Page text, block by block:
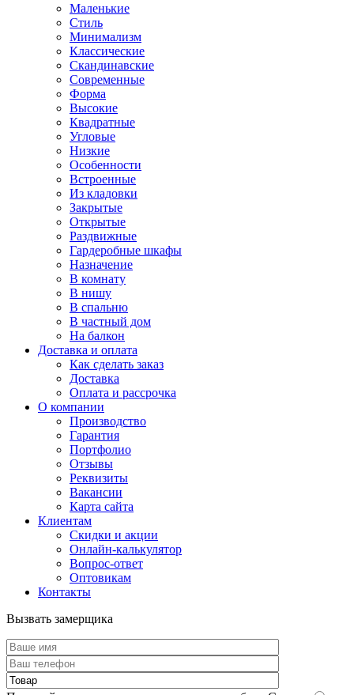
Маленькие
Стиль
Минимализм
Классические
Скандинавские
Современные
Форма
Высокие
Квадратные
Угловые
Низкие
Особенности
Встроенные
Из кладовки
Закрытые
Открытые
Раздвижные
Гардеробные шкафы
Назначение
В комнату
В нишу
В спальню
В частный дом
На балкон
Доставка и оплата
Как сделать заказ
Доставка
Оплата и рассрочка
О компании
Производство
Гарантия
Портфолио
Отзывы
Реквизиты
Вакансии
Карта сайта
Клиентам
Скидки и акции
Онлайн-калькулятор
Вопрос-ответ
Оптовикам
Контакты
Вызвать замерщика